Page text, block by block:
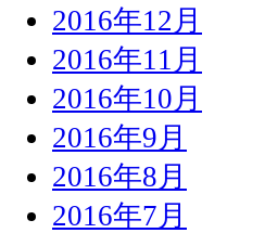
2016年12月
2016年11月
2016年10月
2016年9月
2016年8月
2016年7月